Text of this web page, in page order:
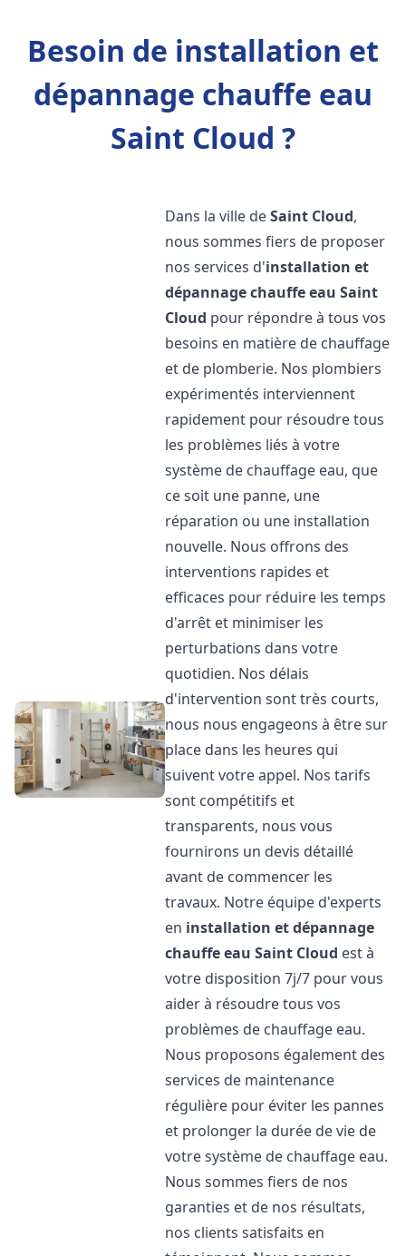
Besoin de installation et
dépannage chauffe eau
Saint Cloud ?
Dans la ville deSaint Cloud,
nous sommes fiers de proposer
nos services d'installation et
dépannage chauffe eau Saint
Cloud pour répondre à tous vos
besoins en matière de chauffage
et de plomberie. Nos plombiers
expérimentés interviennent
rapidement pour résoudre tous
les problèmes liés à votre
système de chauffage eau, que
ce soit une panne, une
réparation ou une installation
nouvelle. Nous offrons des
interventions rapides et
efficaces pour réduire les temps
d'arrêt et minimiser les
perturbations dans votre
quotidien. Nos délais
d'intervention sont très courts,
nous nous engageons à être sur
place dans les heures qui
suivent votre appel. Nos tarifs
sont compétitifs et
transparents, nous vous
fournirons un devis détaillé
avant de commencer les
travaux. Notre équipe d'experts
en installation et dépannage
chauffe eau Saint Cloud est à
votre disposition 7j/7 pour vous
aider à résoudre tous vos
problèmes de chauffage eau.
Nous proposons également des
services de maintenance
régulière pour éviter les pannes
et prolonger la durée de vie de
votre système de chauffage eau.
Nous sommes fiers de nos
garanties et de nos résultats,
nos clients satisfaits en